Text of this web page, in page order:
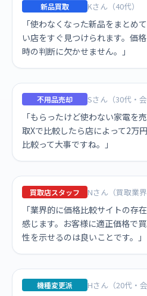
新品買取 Kさん（40代）
「使わなくなった新品をまとめ
い店をすぐ見つけられます。価
時の判断に欠かせません。」
不用品売却 Sさん（30代・会
「もらったけど使わない家電を
取Xで比較したら店によって2万
比較って大事ですね。」
買取店スタッフ Nさん（買取業界
「業界的に価格比較サイトの存
感じます。お客様に適正価格で
性を示せるのは良いことです。」
機種変更派 Hさん（20代・会